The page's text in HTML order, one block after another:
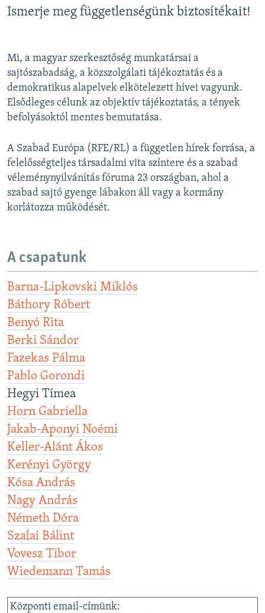
EURÓPAI UNIÓ
KLÍMAVÁLTOZÁS
A MÚLT TANULSÁGAI
KÖVESSEN MINKET!
Valamennyi RFE/RL weboldal
Ismerje meg függetlenségünk biztosítékait!
Mi, a magyar szerkesztőség munkatársai a
sajtószabadság, a közszolgálati tájékoztatás és a
demokratikus alapelvek elkötelezett hívei vagyunk.
Elsődleges célunk az objektív tájékoztatás, a tények
befolyásoktól mentes bemutatása.
A Szabad Európa (RFE/RL) a független hírek forrása, a
felelősségteljes társadalmi vita színtere és a szabad
véleménynyilvánítás fóruma 23 országban, ahol a
szabad sajtó gyenge lábakon áll vagy a kormány
korlátozza működését.
A csapatunk
Barna-Lipkovski Miklós
Báthory Róbert
Benyó Rita
Berki Sándor
Fazekas Pálma
Pablo Gorondi
Hegyi Tímea
Horn Gabriella
Jakab-Aponyi Noémi
Keller-Alánt Ákos
Kerényi György
Kósa András
Nagy András
Németh Dóra
Szalai Bálint
Vovesz Tibor
Wiedemann Tamás
Központi email-címünk: